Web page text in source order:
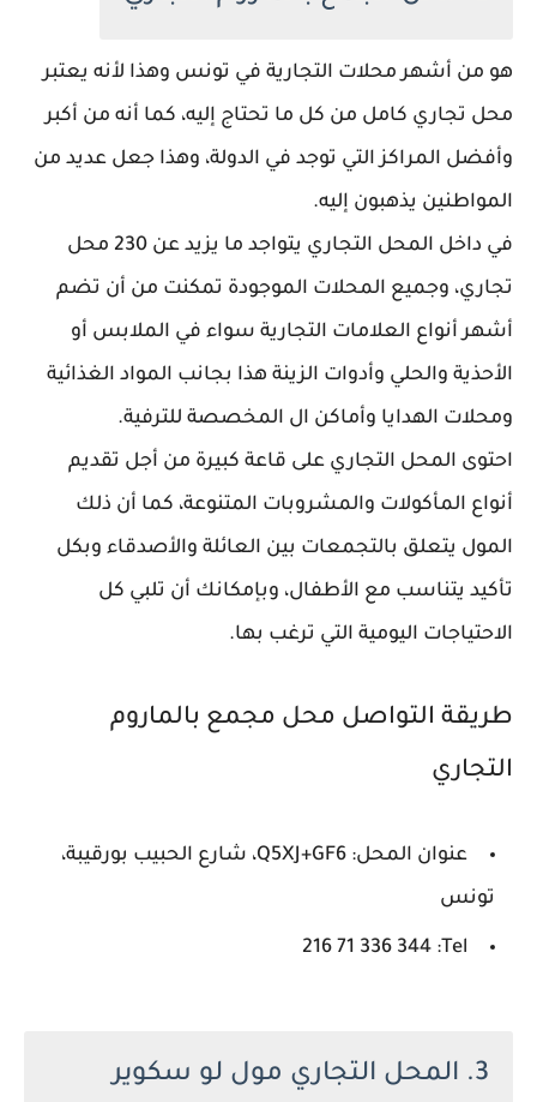
هو من أشهر محلات التجارية في تونس وهذا لأنه يعتبر
محل تجاري كامل من كل ما تحتاج إليه، كما أنه من أكبر
وأفضل المراكز التي توجد في الدولة، وهذا جعل عديد من
المواطنين يذهبون إليه.
في داخل المحل التجاري يتواجد ما يزيد عن 230 محل
تجاري، وجميع المحلات الموجودة تمكنت من أن تضم
أشهر أنواع العلامات التجارية سواء في الملابس أو
الأحذية والحلي وأدوات الزينة هذا بجانب المواد الغذائية
ومحلات الهدايا وأماكن ال المخصصة للترفية.
احتوى المحل التجاري على قاعة كبيرة من أجل تقديم
أنواع المأكولات والمشروبات المتنوعة، كما أن ذلك
المول يتعلق بالتجمعات بين العائلة والأصدقاء وبكل
تأكيد يتناسب مع الأطفال، وبإمكانك أن تلبي كل
الاحتياجات اليومية التي ترغب بها.
طريقة التواصل محل مجمع بالماروم
التجاري
عنوان المحل: Q5XJ+GF6، شارع الحبيب بورقيبة،
تونس
Tel: ‏‪216 71 336 344‬‏
3. المحل التجاري مول لو سكوير